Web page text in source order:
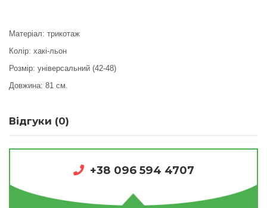
Матеріал: трикотаж
Колір: хакі-льон
Розмір: універсальний (42-48)
Довжина: 81 см.
Відгуки (0)
+38 096 594 4707